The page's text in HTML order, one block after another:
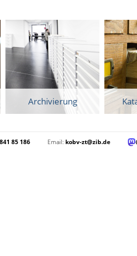
Archivierung
85 186 Email: kobv-zt@zib.de